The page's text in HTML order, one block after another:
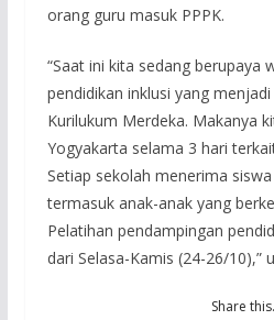
orang guru masuk PPPK.
“Saat ini kita sedang berupaya
pendidikan inklusi yang
Kurilukum Merdeka. Makanya
Yogyakarta selama 3 hari
Setiap sekolah menerima
termasuk anak-anak yang
Pelatihan pendampingan
dari Selasa-Kamis (24-26/10),”
Share